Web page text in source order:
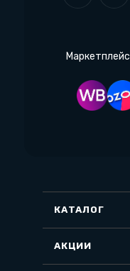
Маркетплейс
КАТАЛОГ
АКЦИИ